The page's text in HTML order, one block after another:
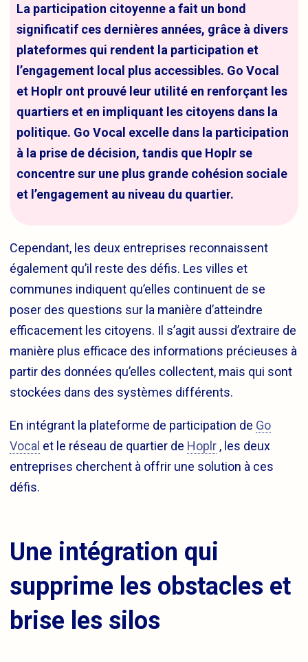
La participation citoyenne a fait un bond
significatif ces dernières années, grâce à divers
plateformes qui rendent la participation et
l’engagement local plus accessibles. Go Vocal
et Hoplr ont prouvé leur utilité en renforçant les
quartiers et en impliquant les citoyens dans la
politique. Go Vocal excelle dans la participation
à la prise de décision, tandis que Hoplr se
concentre sur une plus grande cohésion sociale
et l’engagement au niveau du quartier.
Cependant, les deux entreprises reconnaissent
également qu’il reste des défis. Les villes et
communes indiquent qu’elles continuent de se
poser des questions sur la manière d’atteindre
efficacement les citoyens. Il s’agit aussi d’extraire de
manière plus efficace des informations précieuses à
partir des données qu’elles collectent, mais qui sont
stockées dans des systèmes différents.
En intégrant la plateforme de participation de Go
Vocal et le réseau de quartier de Hoplr , les deux
entreprises cherchent à offrir une solution à ces
défis.
Une intégration qui
supprime les obstacles et
brise les silos